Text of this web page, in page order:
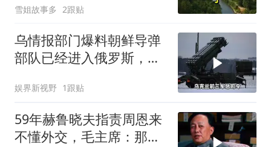
雪姐故事多 2跟贴
乌情报部门爆料朝鲜导弹
部队已经进入俄罗斯，乌
娱界新视野 1跟贴
59年赫鲁晓夫指责周恩来
不懂外交，毛主席：那我